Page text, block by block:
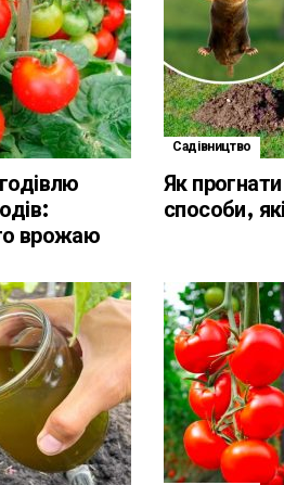
врожаю
Садівництво
Як прогнати
способи,